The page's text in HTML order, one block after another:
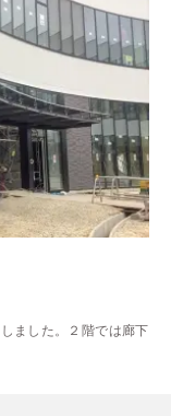
ました。２階では廊下